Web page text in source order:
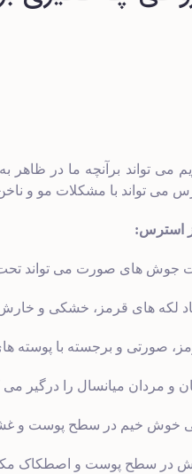
می تواند برآنچه ما در
می تواند با مشکلات مو و
استرس:
های صورت می تواند تحت
لکه های قرمز، خشکی و
صورتی و برجسته با
و مردان میانسال را
خیم در سطح پوست و
خارش در سطح پوست و